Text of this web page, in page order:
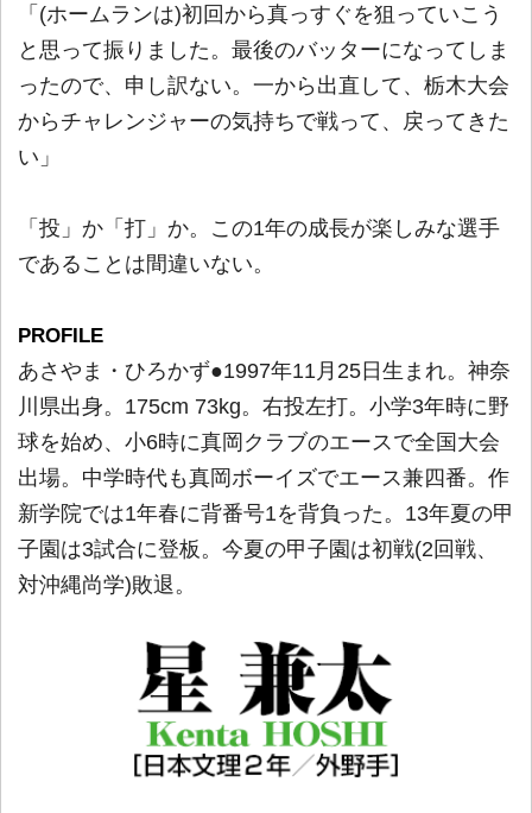
「(ホームランは)初回から真っすぐを狙っていこう
と思って振りました。最後のバッターになってしま
ったので、申し訳ない。一から出直して、栃木大会
からチャレンジャーの気持ちで戦って、戻ってきた
い」
「投」か「打」か。この1年の成長が楽しみな選手
であることは間違いない。
PROFILE
あさやま・ひろかず●1997年11月25日生まれ。神奈
川県出身。175cm 73kg。右投左打。小学3年時に野
球を始め、小6時に真岡クラブのエースで全国大会
出場。中学時代も真岡ボーイズでエース兼四番。作
新学院では1年春に背番号1を背負った。13年夏の甲
子園は3試合に登板。今夏の甲子園は初戦(2回戦、
対沖縄尚学)敗退。